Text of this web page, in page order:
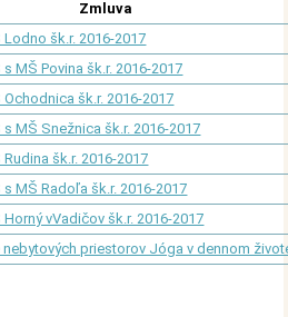
Zmluva
šk.r. 2016-2017
MŠ Povina šk.r. 2016-2017
šk.r. 2016-2017
MŠ Snežnica šk.r. 2016-2017
šk.r. 2016-2017
MŠ Radoľa šk.r. 2016-2017
vVadičov šk.r. 2016-2017
priestorov Jóga v dennom